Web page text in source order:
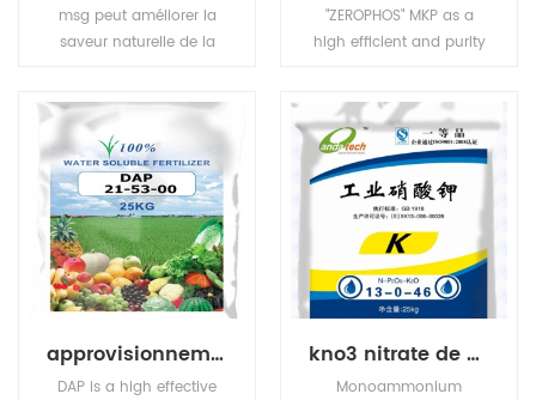
(vinaigre) et
condiments.
msg peut améliorer la
saveur naturelle de la
et est une saveur
populaire.
"ZEROPHOS" MKP as a
high efficient and purity
also MKP has stable
chemical property, it is
odorless, tasteless, non
toxic, easily to dissolve in
water and hard to get
caked.
approvisionnement d'usine di phosphate d'ammonium (dap)
DAP is a high effective
kno3 nitrate de potassium engrais potassique
Monoammonium